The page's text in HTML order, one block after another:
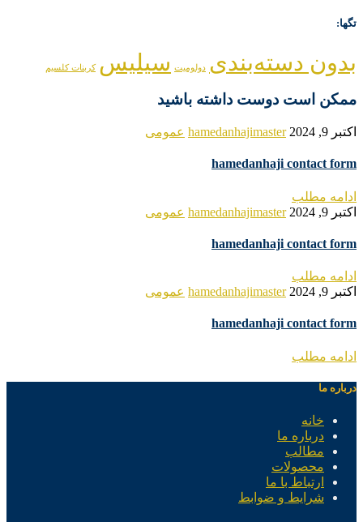
تگها:
بدون دسته‌بندی دولومیت سیلیس کربنات کلسیم
ممکن است دوست داشته باشید
اکتبر 9, 2024 hamedanhajimaster عمومی
hamedanhaji contact form
ادامه مطلب
اکتبر 9, 2024
hamedanhajimaster عمومی
hamedanhaji contact form
ادامه مطلب
اکتبر 9, 2024
hamedanhajimaster عمومی
hamedanhaji contact form
ادامه مطلب
درباره ما
خانه
درباره ما
مطالب
محصولات
ارتباط با ما
شرایط و ضوابط